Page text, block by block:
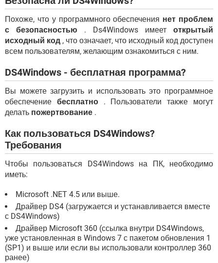
Похоже, что у программного обеспечения нет проблем
с безопасностью . Ds4Windows имеет открытый
исходный код , что означает, что исходный код доступен
всем пользователям, желающим ознакомиться с ним.
DS4Windows - бесплатная программа?
Вы можете загрузить и использовать это программное
обеспечение бесплатно. Пользователи также могут
делать пожертвование .
Как пользоваться DS4Windows?
Требования
Чтобы пользоваться DS4Windows на ПК, необходимо
иметь:
Microsoft .NET 4.5 или выше.
Драйвер DS4 (загружается и устанавливается вместе
с DS4Windows)
Драйвер Microsoft 360 (ссылка внутри DS4Windows,
уже установленная в Windows 7 с пакетом обновления 1
(SP1) и выше или если вы использовали контроллер 360
ранее)